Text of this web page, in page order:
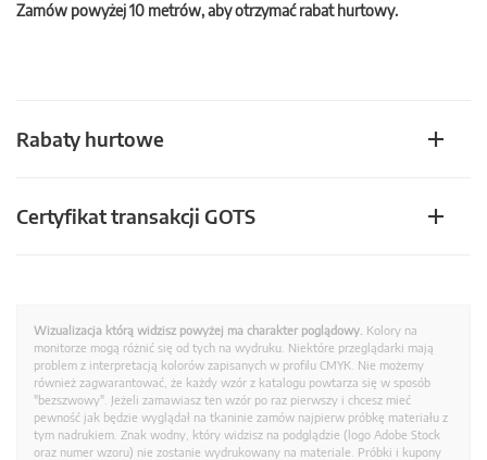
Zamów powyżej 10 metrów, aby otrzymać rabat hurtowy.
Rabaty hurtowe
Certyfikat transakcji GOTS
Wizualizacja którą widzisz powyżej ma charakter poglądowy. Kolory na
monitorze mogą różnić się od tych na wydruku. Niektóre przeglądarki mają
problem z interpretacją kolorów zapisanych w profilu CMYK. Nie możemy
również zagwarantować, że każdy wzór z katalogu powtarza się w sposób
"bezszwowy". Jeżeli zamawiasz ten wzór po raz pierwszy i chcesz mieć
pewność jak będzie wyglądał na tkaninie zamów najpierw próbkę materiału z
tym nadrukiem. Znak wodny, który widzisz na podglądzie (logo Adobe Stock
oraz numer wzoru) nie zostanie wydrukowany na materiale. Próbki i kupony